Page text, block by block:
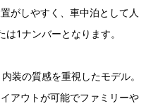
がしやすく、車中泊として人
1ナンバーとなります。
装の質感を重視したモデル。
アウトが可能でファミリーや